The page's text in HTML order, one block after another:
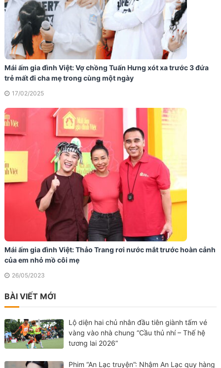
Mái ấm gia đình Việt: Vợ chồng Tuấn Hưng xót xa trước 3 đứa
trẻ mất đi cha mẹ trong cùng một ngày
17/02/2025
Mái ấm gia đình Việt: Thảo Trang rơi nước mắt trước hoàn cảnh
của em nhỏ mồ côi mẹ
26/05/2023
BÀI VIẾT MỚI
Lộ diện hai chủ nhân đầu tiên giành tấm vé
vàng vào nhà chung “Cầu thủ nhí – Thế hệ
tương lai 2026”
Phim “An Lạc truyện”: Nhậm An Lạc quy hàng